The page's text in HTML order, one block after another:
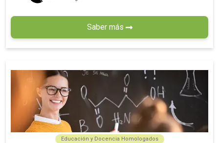
Saber más
Educación y Docencia Homologados